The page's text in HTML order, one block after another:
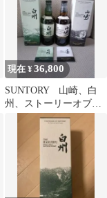
現在 ¥36,800
SUNTORY 山崎、白
州、ストーリーオブデ
ィスティラリー2024